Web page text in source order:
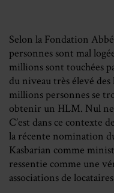
Selon la Fondation
personnes sont mal
millions sont touchées
du niveau très élevé
millions personnes se
obtenir un HLM. Nul ne
C’est dans ce contexte
la récente nomination
Kasbarian comme
ressentie comme une
associations de